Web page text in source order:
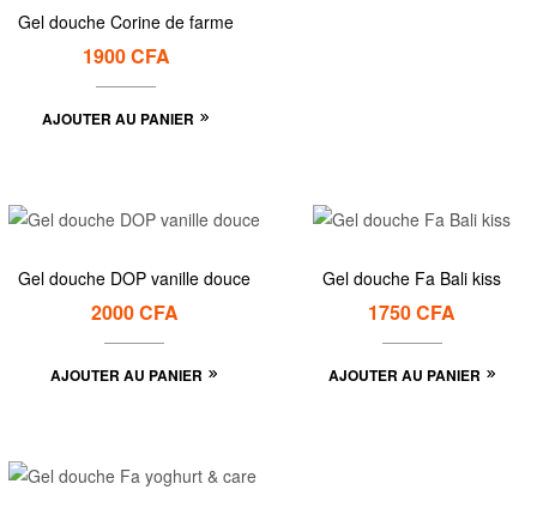
Gel douche Corine de farme
1900CFA
AJOUTER AU PANIER
Gel douche DOP vanille douce
2000CFA
AJOUTER AU PANIER
Gel douche Fa Bali kiss
1750CFA
AJOUTER AU PANIER